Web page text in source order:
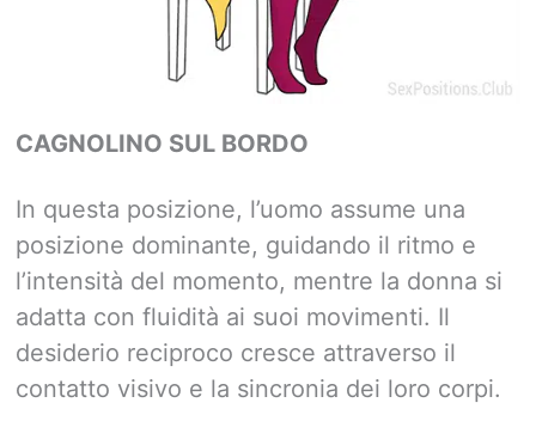
CAGNOLINO SUL BORDO
In questa posizione, l’uomo assume una
posizione dominante, guidando il ritmo e
l’intensità del momento, mentre la donna si
adatta con fluidità ai suoi movimenti. Il
desiderio reciproco cresce attraverso il
contatto visivo e la sincronia dei loro corpi.